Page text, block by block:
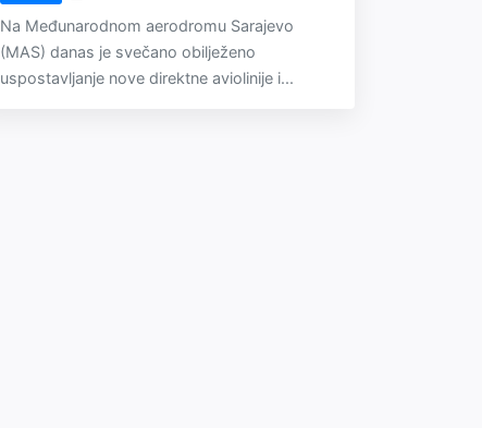
Na Međunarodnom aerodromu Sarajevo
(MAS) danas je svečano obilježeno
uspostavljanje nove direktne aviolinije i...